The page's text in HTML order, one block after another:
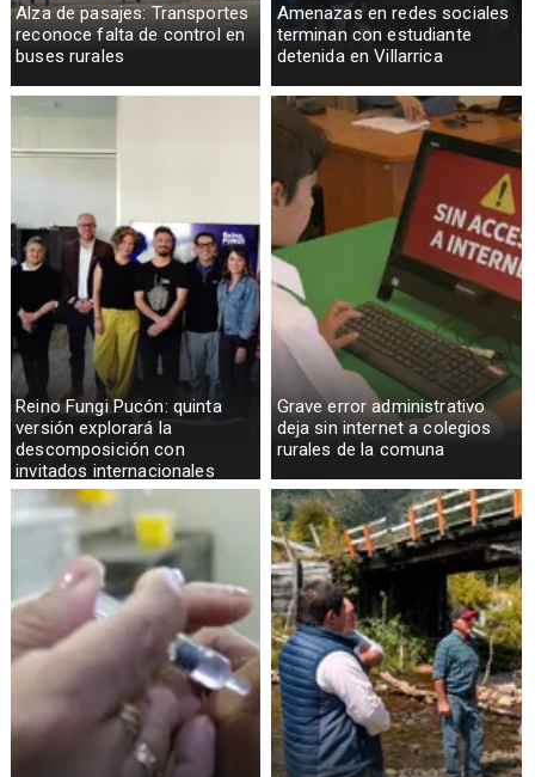
Alza de pasajes: Transportes
reconoce falta de control en
buses rurales
Amenazas en redes sociales
terminan con estudiante
detenida en Villarrica
Reino Fungi Pucón: quinta
versión explorará la
descomposición con
invitados internacionales
Grave error administrativo
deja sin internet a colegios
rurales de la comuna